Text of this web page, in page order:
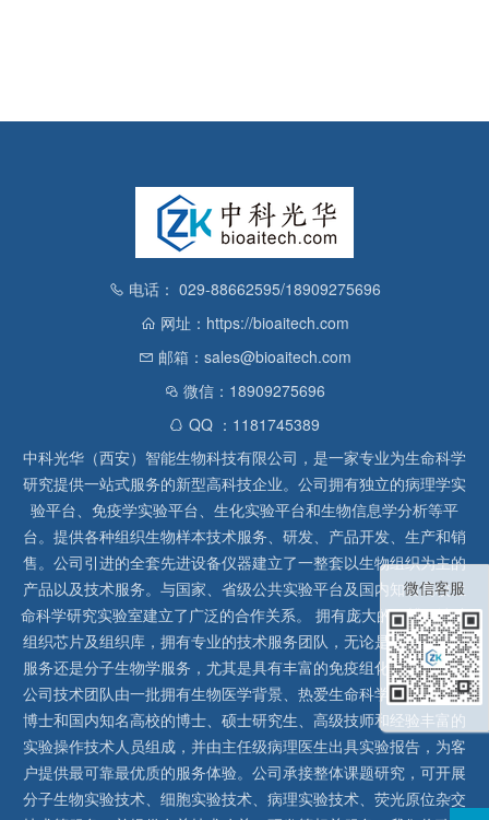
电话： 029-88662595/18909275696
网址：https://bioaitech.com
邮箱：sales@bioaitech.com
微信：18909275696
QQ ：1181745389
中科光华（西安）智能生物科技有限公司，是一家专业为生命科学
研究提供一站式服务的新型高科技企业。公司拥有独立的病理学实
验平台、免疫学实验平台、生化实验平台和生物信息学分析等平
台。提供各种组织生物样本技术服务、研发、产品开发、生产和销
售。公司引进的全套先进设备仪器建立了一整套以生物组织为主的
产品以及技术服务。与国家、省级公共实验平台及国内知名高校生
命科学研究实验室建立了广泛的合作关系。 拥有庞大的石蜡、冰冻
组织芯片及组织库，拥有专业的技术服务团队，无论是形态病理学
服务还是分子生物学服务，尤其是具有丰富的免疫组化实验经验，
公司技术团队由一批拥有生物医学背景、热爱生命科学研究的留美
博士和国内知名高校的博士、硕士研究生、高级技师和经验丰富的
实验操作技术人员组成，并由主任级病理医生出具实验报告，为客
户提供最可靠最优质的服务体验。公司承接整体课题研究，可开展
分子生物实验技术、细胞实验技术、病理实验技术、荧光原位杂交
微信客服